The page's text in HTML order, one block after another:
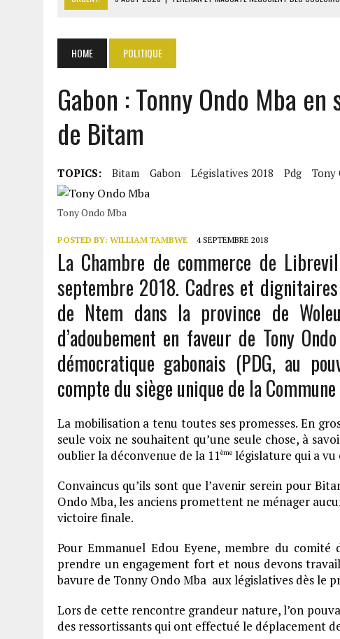
5 AOÛT 2026 | LA CÔTE D’IVOIRE IMPOSE LE PAQUET NEUTRE POUR LES
5 AOÛT 2026
TRUMP MENACE L’IRAN D’UNE FRAPPE SI ORMUZ RESTE FERMÉ
HOME POLITIQUE
Gabon : Tonny Ondo Mba
de Bitam
TOPICS: Bitam Gabon Législatives 2018 Pdg Tony
Tony Ondo Mba
POSTED BY: WILLIAM TAMBWE 4 SEPTEMBRE 2018
La Chambre de commerce de
septembre 2018. Cadres et
de Ntem dans la province de
d’adoubement en faveur de Tony
démocratique gabonais (PDG, au
compte du siège unique de la
La mobilisation a tenu toutes ses promesses. En
seule voix ne souhaitent qu’une seule chose, à
oublier la déconvenue de la 11ème législature qui a vu
Convaincus qu’ils sont que l’avenir serein pour
Ondo Mba, les anciens promettent ne ménager
victoire finale.
Pour Emmanuel Edou Eyene, membre du
prendre un engagement fort et nous devons
bavure de Tonny Ondo Mba aux législatives dès le
Lors de cette rencontre grandeur nature, l’on
des ressortissants qui ont effectué le déplacement